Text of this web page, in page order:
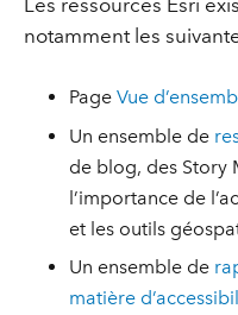
notamment les
PageVue
Un ensemble de
de blog, des Story
l’importance de
et les outils
Un ensemble de
matière